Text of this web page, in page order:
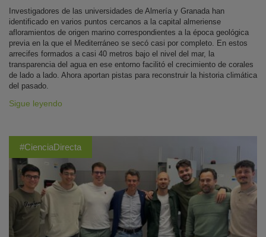
Investigadores de las universidades de Almería y Granada han
identificado en varios puntos cercanos a la capital almeriense
afloramientos de origen marino correspondientes a la época geológica
previa en la que el Mediterráneo se secó casi por completo. En estos
arrecifes formados a casi 40 metros bajo el nivel del mar, la
transparencia del agua en ese entorno facilitó el crecimiento de corales
de lado a lado. Ahora aportan pistas para reconstruir la historia climática
del pasado.
Sigue leyendo
#CienciaDirecta